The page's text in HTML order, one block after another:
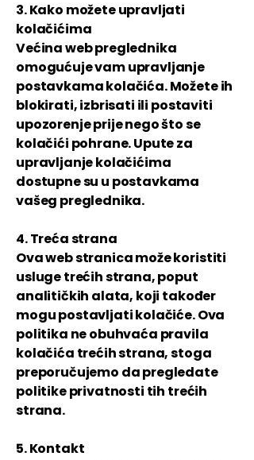
3. Kako možete upravljati
kolačićima
Većina web preglednika
omogućuje vam upravljanje
postavkama kolačića. Možete ih
blokirati, izbrisati ili postaviti
upozorenje prije nego što se
kolačići pohrane. Upute za
upravljanje kolačićima
dostupne su u postavkama
vašeg preglednika.
4. Treća strana
Ova web stranica može koristiti
usluge trećih strana, poput
analitičkih alata, koji također
mogu postavljati kolačiće. Ova
politika ne obuhvaća pravila
kolačića trećih strana, stoga
preporučujemo da pregledate
politike privatnosti tih trećih
strana.
5. Kontakt